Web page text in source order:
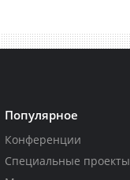
Популярное
Конференции
Специальные проекты